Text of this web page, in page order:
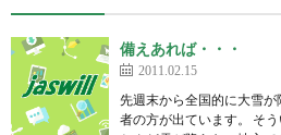
備えあれば・・・
2011.02.15
先週末から全国的に大雪
者の方が出ています。 そ